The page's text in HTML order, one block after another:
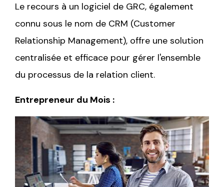
Le recours à un logiciel de GRC, également
connu sous le nom de CRM (Customer
Relationship Management), offre une solution
centralisée et efficace pour gérer l'ensemble
du processus de la relation client.
Entrepreneur du Mois :